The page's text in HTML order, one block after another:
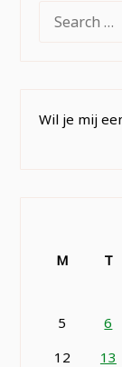
FOR:
Wil je mij
M T
5
6
12
13